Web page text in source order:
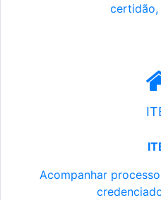
certidão,
Acompanhar